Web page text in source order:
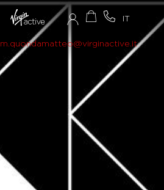
m.quondamatteo@virginactive.it